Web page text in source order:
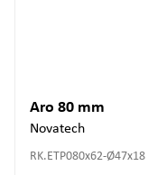
Aro 80 mm
Novatech
RK.ETP080x62-Ø47x18